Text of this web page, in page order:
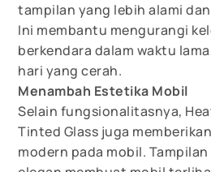
tampilan yang lebih alami
Ini membantu mengurangi
berkendara dalam waktu
hari yang cerah.
Menambah Estetika Mobil
Selain fungsionalitasnya,
Tinted Glass juga
modern pada mobil.